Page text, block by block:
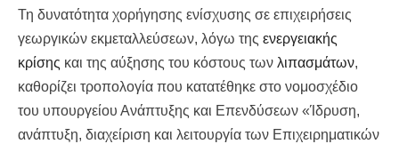
Τη δυνατότητα χορήγησης ενίσχυσης σε επιχειρήσεις
γεωργικών εκμεταλλεύσεων, λόγω της ενεργειακής
κρίσης και της αύξησης του κόστους των λιπασμάτων,
καθορίζει τροπολογία που κατατέθηκε στο νομοσχέδιο
του υπουργείου Ανάπτυξης και Επενδύσεων «Ίδρυση,
ανάπτυξη, διαχείριση και λειτουργία των Επιχειρηματικών